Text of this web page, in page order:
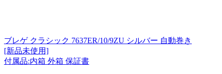
ブレゲ クラシック 7637ER/10/9ZU シルバー 自動巻き
[新品未使用]
付属品:内箱 外箱 保証書